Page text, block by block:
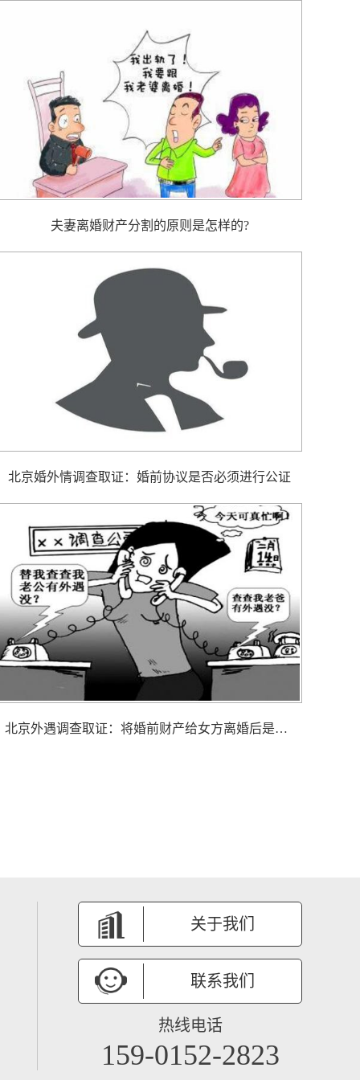
夫妻离婚财产分割的原则是怎样的?
北京婚外情调查取证： 婚前协议是否必须进行公证
北京外遇调查取证： 将婚前财产给女方离婚后是否能够要回
关于我们
联系我们
热线电话
159-0152-2823